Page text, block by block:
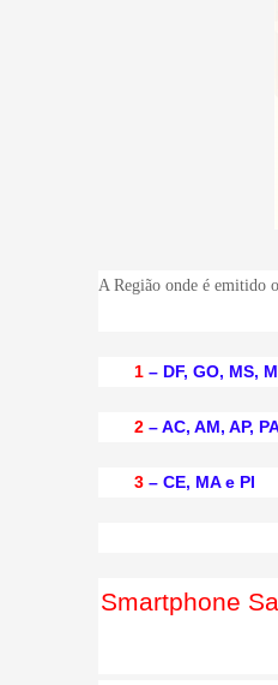
A Região onde é emitido
1 – DF, GO, MS,
2 – AC, AM, AP,
3 – CE, MA e PI
Smartphone